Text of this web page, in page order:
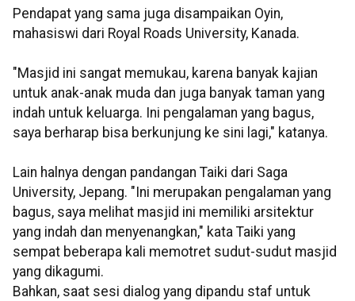
Pendapat yang sama juga disampaikan Oyin,
mahasiswi dari Royal Roads University, Kanada.
"Masjid ini sangat memukau, karena banyak kajian
untuk anak-anak muda dan juga banyak taman yang
indah untuk keluarga. Ini pengalaman yang bagus,
saya berharap bisa berkunjung ke sini lagi," katanya.
Lain halnya dengan pandangan Taiki dari Saga
University, Jepang. "Ini merupakan pengalaman yang
bagus, saya melihat masjid ini memiliki arsitektur
yang indah dan menyenangkan," kata Taiki yang
sempat beberapa kali memotret sudut-sudut masjid
yang dikagumi.
Bahkan, saat sesi dialog yang dipandu staf untuk